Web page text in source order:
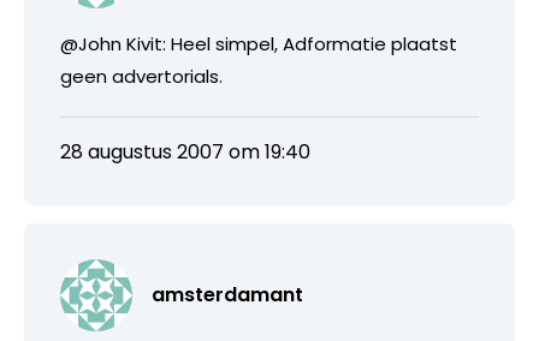
@John Kivit: Heel simpel, Adformatie plaatst
geen advertorials.
28 augustus 2007 om 19:40
amsterdamant